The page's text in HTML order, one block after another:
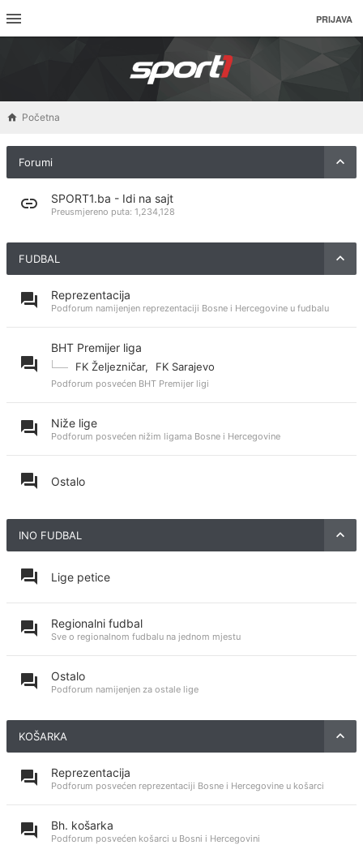
PRIJAVA
Početna
Forumi
SPORT1.ba - Idi na sajt
Preusmjereno puta: 1,234,128
FUDBAL
Reprezentacija
Podforum namijenjen reprezentaciji Bosne i Hercegovine u fudbalu
BHT Premijer liga
FK Željezničar, FK Sarajevo
Podforum posvećen BHT Premijer ligi
Niže lige
Podforum posvećen nižim ligama Bosne i Hercegovine
Ostalo
INO FUDBAL
Lige petice
Regionalni fudbal
Sve o regionalnom fudbalu na jednom mjestu
Ostalo
Podforum namijenjen za ostale lige
KOŠARKA
Reprezentacija
Podforum posvećen reprezentaciji Bosne i Hercegovine u košarci
Bh. košarka
Podforum posvećen košarci u Bosni i Hercegovini